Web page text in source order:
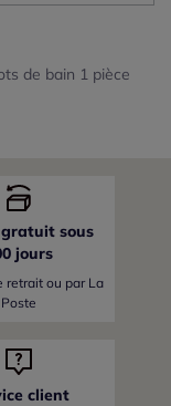
de bain 1 pièce
sous
jours
retrait ou par La
Poste
client